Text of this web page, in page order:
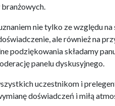
nie tylko ze względu
ale również na
podziękowania składamy
panelu dyskusyjnego.
uczestnikom i
doświadczeń i miłą